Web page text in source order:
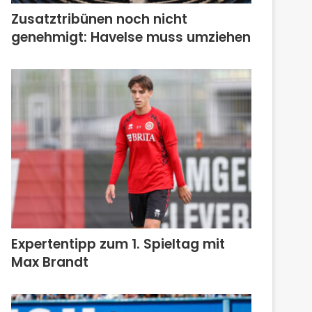
Zusatztribünen noch nicht
genehmigt: Havelse muss umziehen
Expertentipp zum 1. Spieltag mit
Max Brandt